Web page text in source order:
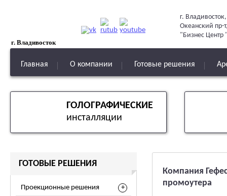
г. Владивосток
г. Владивосток,
Океанский пр-
"Бизнес Центр
Главная О компании Готовые решения
ГОЛОГРАФИЧЕСКИЕ
инсталляции
ГОТОВЫЕ РЕШЕНИЯ
Проекционные решения
Компания
промоутера